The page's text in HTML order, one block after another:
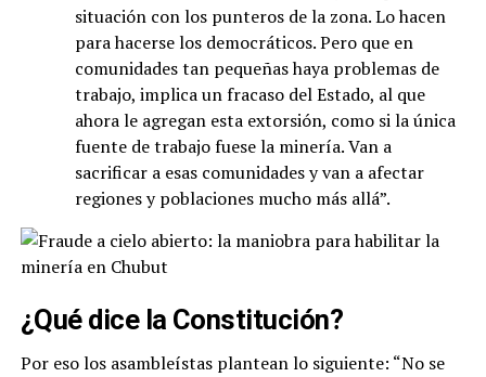
situación con los punteros de la zona. Lo hacen
para hacerse los democráticos. Pero que en
comunidades tan pequeñas haya problemas de
trabajo, implica un fracaso del Estado, al que
ahora le agregan esta extorsión, como si la única
fuente de trabajo fuese la minería. Van a
sacrificar a esas comunidades y van a afectar
regiones y poblaciones mucho más allá”.
¿Qué dice la Constitución?
Por eso los asambleístas plantean lo siguiente: “No se